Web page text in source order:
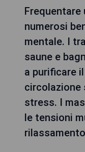
numerosi
mentale. I
saune e
a purificare
circolazione
stress. I
le tensioni